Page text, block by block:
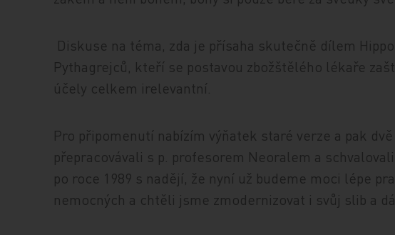
Diskuse na téma, zda je přísaha skutečně dílem
Pythagrejců, kteří se postavou zbožštělého lékaře
účely celkem irelevantní.
Pro připomenutí nabízím výňatek staré verze a pak
přepracovávali s p. profesorem Neoralem a
po roce 1989 s nadějí, že nyní už budeme moci lépe
nemocných a chtěli jsme zmodernizovat i svůj slib a